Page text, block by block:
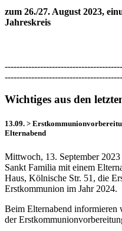
zum 26./27. August 2023,
Jahreskreis
Wichtiges aus den
13.09. >
Elternabend
Mittwoch, 13. September
Sankt Familia mit einem
Haus, Kölnische Str. 51, die
Erstkommunion im Jahr 2024.
Beim Elternabend informieren
der